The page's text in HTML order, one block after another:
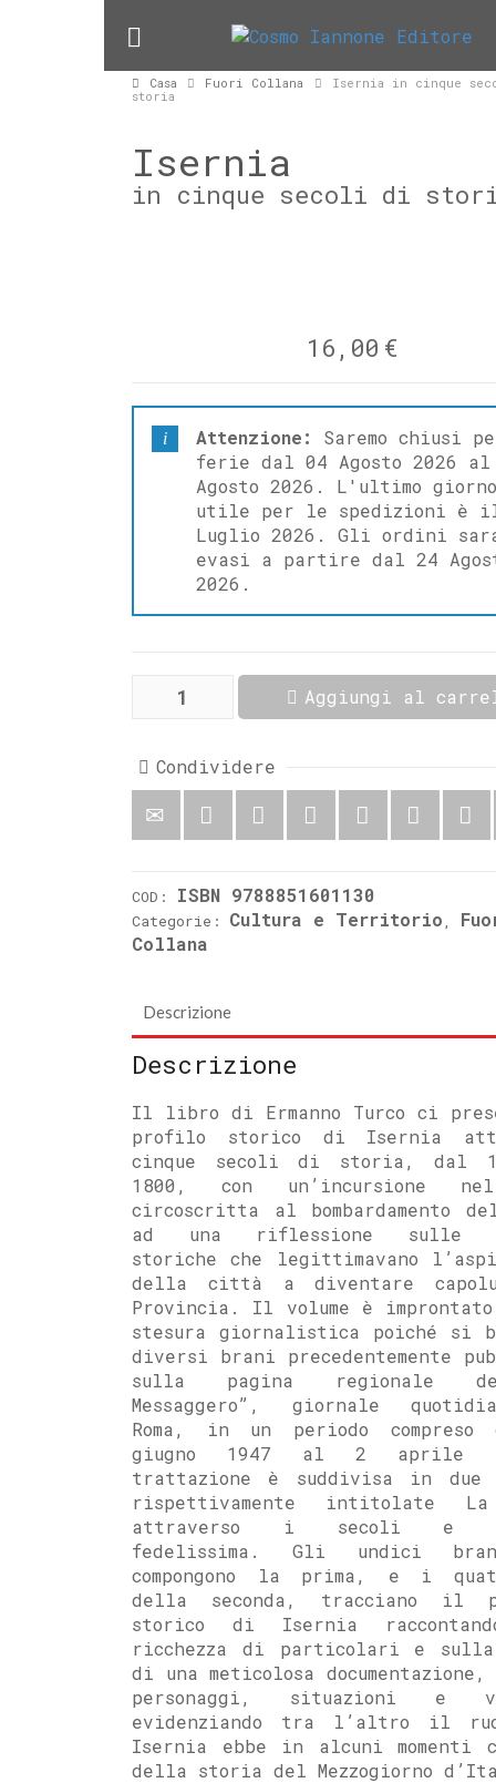
Casa Fuori Collana
Isernia in cinque
storia
Isernia
in cinque secoli di
16,00 €
Attenzione:
Saremo chiusi
ferie dal 04 Agosto 2026 al
Agosto 2026. L'ultimo
utile per le spedizioni è
Luglio 2026. Gli ordini
evasi a partire dal 24
2026.
storia
Aggiungi al
Condividere
COD: ISBN 9788851601130
Categorie: Cultura e Territorio,
Collana
Descrizione
Descrizione
Il libro di Ermanno Turco ci
profilo storico di Isernia
cinque secoli di storia, dal
1800, con un’incursione
circoscritta al bombardamento
ad una riflessione sulle
storiche che legittimavano
della città a diventare
Provincia. Il volume è improntato
stesura giornalistica poiché si
diversi brani precedentemente
sulla pagina regionale
Messaggero”, giornale
Roma, in un periodo
giugno 1947 al 2 aprile
trattazione è suddivisa in due
rispettivamente intitolate
attraverso i secoli e
fedelissima. Gli undici
compongono la prima, e i
della seconda, tracciano il
storico di Isernia
ricchezza di particolari e
di una meticolosa
personaggi, situazioni e
evidenziando tra l’altro il
Isernia ebbe in alcuni momenti
della storia del Mezzogiorno